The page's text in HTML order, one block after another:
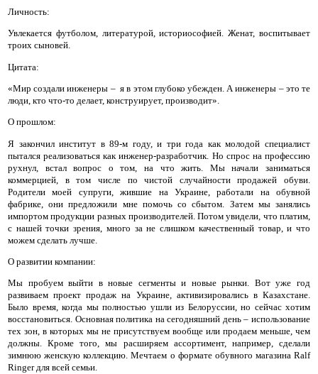
Да, все верно Изменить город
О компании
Покупателям
Личность:
Увлекается футболом, литературой, историософией. Женат, воспитывает
троих сыновей.
Цитата:
«Мир создали инженеры – я в этом глубоко убежден. А инженеры – это те
люди, кто что-то делает, конструирует, производит».
О прошлом:
Я закончил институт в 89-м году, и три года как молодой специалист
пытался реализоваться как инженер-разработчик. Но спрос на профессию
рухнул, встал вопрос о том, на что жить. Мы начали заниматься
коммерцией, в том числе по чистой случайности продажей обуви.
Родители моей супруги, жившие на Украине, работали на обувной
фабрике, они предложили мне помочь со сбытом. Затем мы занялись
импортом продукции разных производителей. Потом увидели, что платим,
с нашей точки зрения, много за не слишком качественный товар, и что
можем сделать лучше.
О развитии компании:
Мы пробуем выйти в новые сегменты и новые рынки. Вот уже год
развиваем проект продаж на Украине, активизировались в Казахстане.
Было время, когда мы полностью ушли из Белоруссии, но сейчас хотим
восстановиться. Основная политика на сегодняшний день – использование
тех зон, в которых мы не присутствуем вообще или продаем меньше, чем
должны. Кроме того, мы расширяем ассортимент, например, сделали
зимнюю женскую коллекцию. Мечтаем о формате обувного магазина Ralf
Ringer для всей семьи.